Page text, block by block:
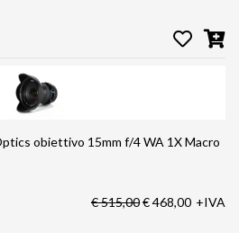
obiettivo 15mm f/4 WA 1X Macro
€ 515,00€ 468,00 +IVA